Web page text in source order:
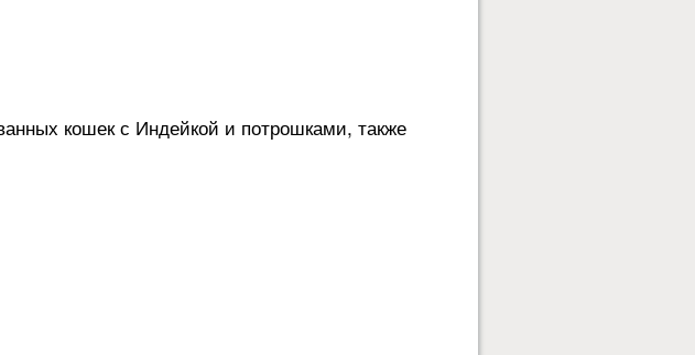
кошек с Индейкой и потрошками, также